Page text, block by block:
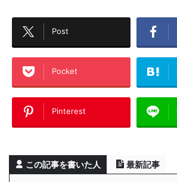
Post
Pocket
Pinterest
この記事を書いた人 最新記事